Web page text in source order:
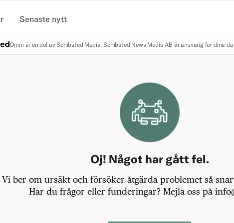
Senaste nytt
Omni är en del av Schibsted Media. Schibsted News Media AB är ansvarig för dina
Oj! Något har gått fel.
Vi ber om ursäkt och försöker åtgärda problemet så
Har du frågor eller funderingar? Mejla oss på